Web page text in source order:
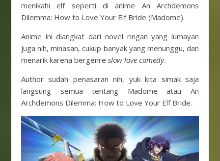
menikahi elf seperti di anime An Archdemons
Dilemma: How to Love Your Elf Bride (Madome).
Anime ini diangkat dari novel ringan yang lumayan
juga nih, minasan, cukup banyak yang menunggu, dan
menarik karena bergenre slow love comedy.
Author sudah penasaran nih, yuk kita simak saja
langsung semua tentang Madome atau An
Archdemons Dilemma: How to Love Your Elf Bride.